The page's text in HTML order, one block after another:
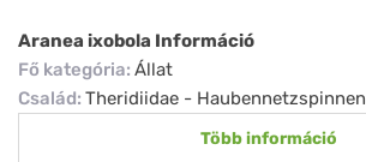
Aranea ixobola Információ
Fő kategória: Állat
Család: Theridiidae - Haubennetzspinnen
Több információ